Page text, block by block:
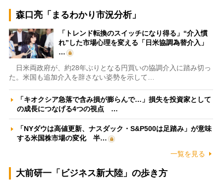
森口亮「まるわかり市況分析」
「トレンド転換のスイッチになり得る」“介入慣
れ”した市場心理を変える「日米協調為替介入」
…
日米両政府が、約28年ぶりとなる円買いの協調介入に踏み切っ
た。米国も追加介入を辞さない姿勢を示して…
「キオクシア急落で含み損が膨らんで…」損失を投資家として
の成長につなげる4つの視点 …
「NYダウは高値更新、ナスダック・S&P500は足踏み」が意味
する米国株市場の変化 半…
一覧を見る
大前研一「ビジネス新大陸」の歩き方